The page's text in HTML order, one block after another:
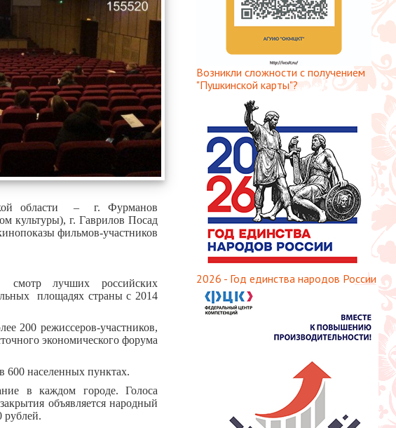
области – г. Фурманов
культуры), г. Гаврилов Посад
фильмов-участников
лучших российских
площадях страны с 2014
200 режиссеров-участников,
экономического форума
600 населенных пунктах.
в каждом городе. Голоса
объявляется народный
рублей.
Возникли сложности с получением
"Пушкинской карты"?
2026 - Год единства народов России